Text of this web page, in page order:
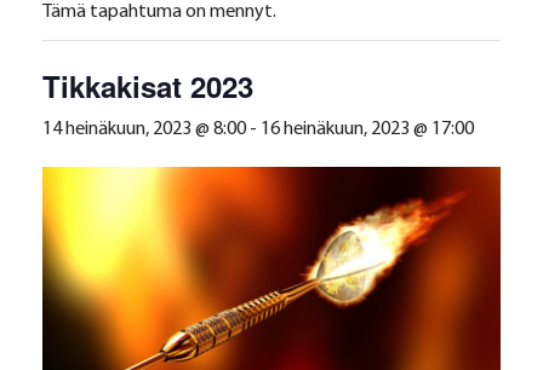
Tämä tapahtuma on mennyt.
Tikkakisat 2023
14 heinäkuun, 2023 @ 8:00- 16 heinäkuun, 2023 @ 17:00